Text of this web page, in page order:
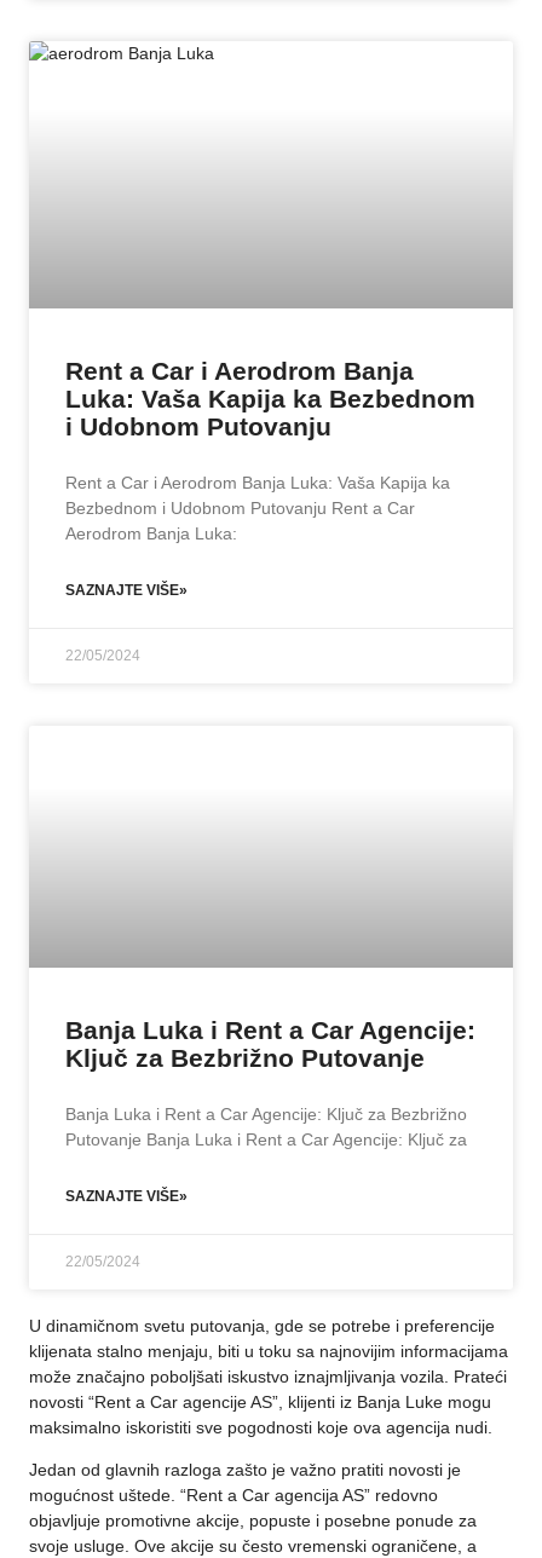
Rent a Car i Aerodrom Banja
Luka: Vaša Kapija ka Bezbednom
i Udobnom Putovanju
Rent a Car i Aerodrom Banja Luka: Vaša Kapija ka
Bezbednom i Udobnom Putovanju Rent a Car
Aerodrom Banja Luka:
SAZNAJTE VIŠE»
22/05/2024
Banja Luka i Rent a Car Agencije:
Ključ za Bezbrižno Putovanje
Banja Luka i Rent a Car Agencije: Ključ za Bezbrižno
Putovanje Banja Luka i Rent a Car Agencije: Ključ za
SAZNAJTE VIŠE»
22/05/2024
U dinamičnom svetu putovanja, gde se potrebe i preferencije
klijenata stalno menjaju, biti u toku sa najnovijim informacijama
može značajno poboljšati iskustvo iznajmljivanja vozila . Prateći
novosti “Rent a Car agencije AS”, klijenti iz Banja Luke mogu
maksimalno iskoristiti sve pogodnosti koje ova agencija nudi.
Jedan od glavnih razloga zašto je važno pratiti novosti je
mogućnost uštede. “Rent a Car agencijaAS” redovno
objavljuje promotivne akcije, popuste i posebne ponude za
svoje usluge. Ove akcije su često vremenski ograničene, a